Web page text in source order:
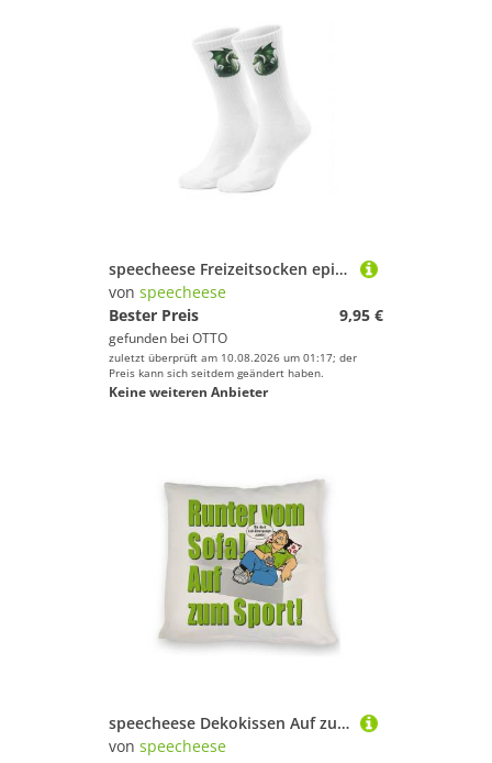
speecheese Freizeitsocken epicsocks Dragon Power Grüner Drache Socken in 37-41 im Paar
von speecheese
Bester Preis
9,95 €
gefunden bei OTTO
zuletzt überprüft am 10.08.2026 um 01:17; der
Preis kann sich seitdem geändert haben.
Keine weiteren Anbieter
speecheese Dekokissen Auf zum Sport! Motivations Kissen mit Text in grün und Spruch
von speecheese